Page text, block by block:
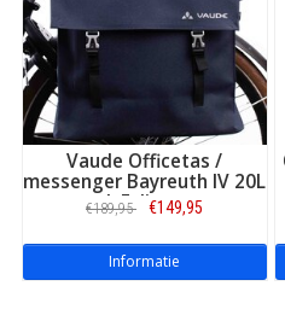
Vaude Officetas /
messenger Bayreuth IV 20L
L Eclipse
€189,95 €149,95
Informatie